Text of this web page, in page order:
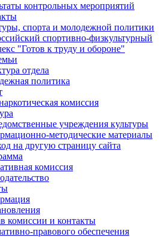
контрольных мероприятий
спорта и молодежной политики
спортивно-физкультурный
"Готов к труду и обороне"
отдела
политика
комиссия
учреждения культуры
методические материалы
на другую страницу сайта
комиссия
комиссии и контакты
правового обеспечения